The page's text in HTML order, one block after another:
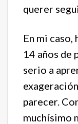
querer
En mi
14 años de
serio a
parecer.
muchísimo